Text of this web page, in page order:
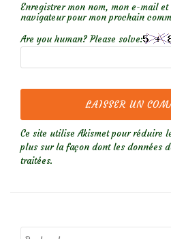
Enregistrer mon nom, mon e-mail
navigateur pour mon prochain
Are you human? Please solve:
Ce site utilise Akismet pour réduire
plus sur la façon dont les données
traitées.